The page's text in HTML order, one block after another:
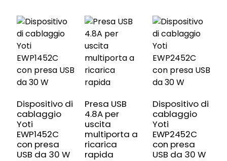
Dispositivo di
cablaggio
Yoti
EWP1452C
con presa
USB da 30 W
Presa USB
4.8A per
uscita
multiporta a
ricarica
rapida
Dispositivo di
cablaggio
Yoti
EWP2452C
con presa
USB da 30 W